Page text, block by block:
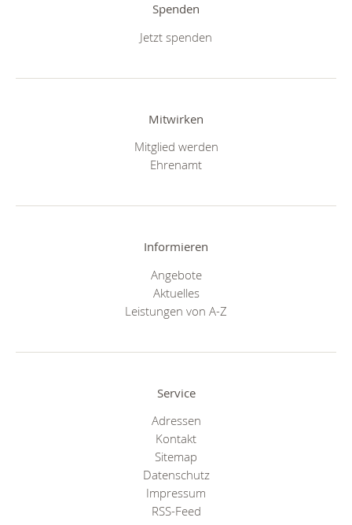
Spenden
Jetzt spenden
Mitwirken
Mitglied werden
Ehrenamt
Informieren
Angebote
Aktuelles
Leistungen von A-Z
Service
Adressen
Kontakt
Sitemap
Datenschutz
Impressum
RSS-Feed